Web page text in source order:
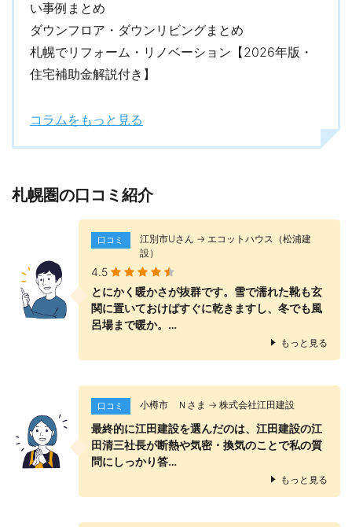
い事例まとめ
ダウンフロア・ダウンリビングまとめ
札幌でリフォーム・リノベーション【2026年版・
住宅補助金解説付き】
コラムをもっと見る
札幌圏の口コミ紹介
口コミ
江別市Uさん → エコットハウス（松浦建
設）
4.5
とにかく暖かさが抜群です。雪で濡れた靴も玄
関に置いておけばすぐに乾きますし、冬でも風
呂場まで暖か。…
もっと見る
口コミ 小樽市 Ｎさま → 株式会社江田建設
最終的に江田建設を選んだのは、江田建設の江
田清三社長が断熱や気密・換気のことで私の質
問にしっかり答…
もっと見る